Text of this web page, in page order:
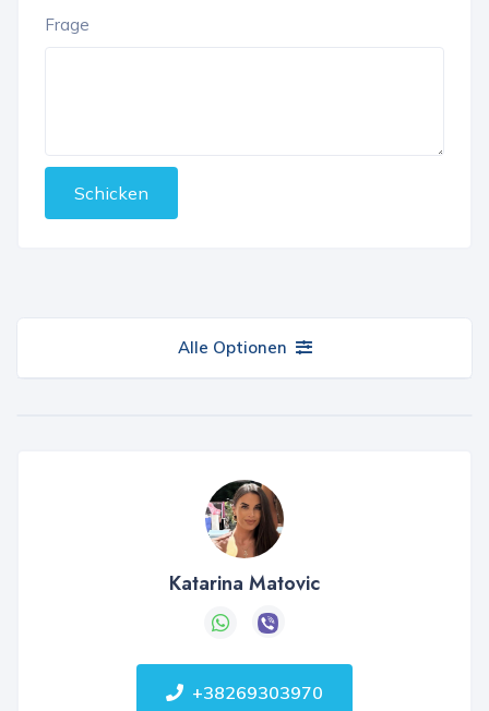
Frage
Schicken
Alle Optionen
Katarina Matovic
+38269303970